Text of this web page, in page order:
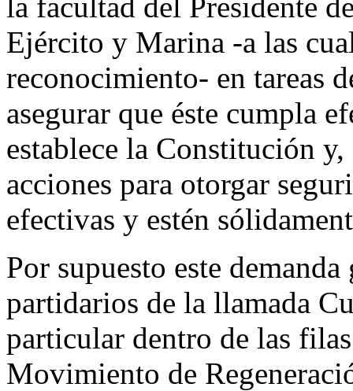
Ejército y Marina -a las
reconocimiento- en tareas
asegurar que éste cumpla
establece la Constitución
acciones para otorgar
efectivas y estén
Por supuesto este
partidarios de la llamada
particular dentro de las
Movimiento de